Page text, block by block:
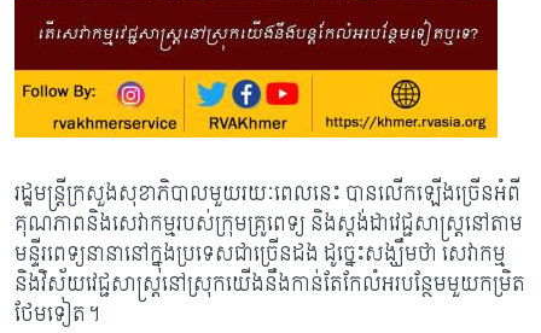
រដ្ឋមន្រ្តីក្រសួងសុខាភិបាលមួយរយៈពេលនេះ បានលើកឡើងច្រើន​អំពី
គុណភាពនិងសេវាកម្ម​របស់ក្រុមគ្រូពេទ្យ និងស្តង់ដា​វេជ្ជសាស្រ្តនៅតាម
មន្ទីរពេទ្យនានានៅក្នុងប្រទេសជាច្រើនដង ដូច្នេះ​សង្ឃឹម​ថា សេវាកម្ម
និងវិស័យវេជ្ជសាស្រ្តនៅស្រុកយើង​នឹងកាន់តែកែលំអរបន្ថែម​មួយកម្រិត​
ថែមទៀត​។​